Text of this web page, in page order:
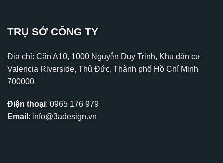
TRỤ SỞ CÔNG TY
Địa chỉ: Căn A10, 1000 Nguyễn Duy Trinh, Khu dân cư
Valencia Riverside, Thủ Đức, Thành phố Hồ Chí Minh
700000
Điện thoại: 0965 176 979
Email : info@3adesign.vn